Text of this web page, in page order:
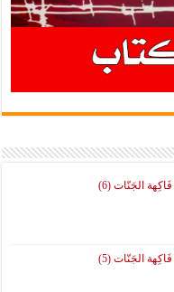
الجَنّات (6)
الجَنّات (5)